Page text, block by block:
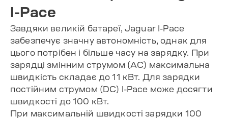
I-Pace
Завдяки великій батареї, Jaguar I-Pace
забезпечує значну автономність, однак для
цього потрібен і більше часу на зарядку. При
зарядці змінним струмом (AC) максимальна
швидкість складає до 11 кВт. Для зарядки
постійним струмом (DC) I-Pace може досягти
швидкості до 100 кВт.
При максимальній швидкості зарядки 100